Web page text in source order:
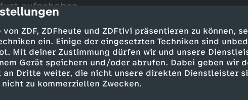
ZDF, ZDFheute und ZDFtivi präsentieren zu können,
ein. Einige der eingesetzten Techniken sind
Mit deiner Zustimmung dürfen wir und unsere
Gerät speichern und/oder abrufen. Dabei geben wir
an Dritte weiter, die nicht unsere direkten Dienstleister
zu kommerziellen Zwecken.
aufgehoben.